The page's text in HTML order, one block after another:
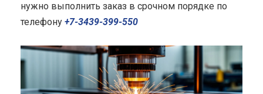
нужно выполнить заказ в срочном порядке по
телефону +7-3439-399-550